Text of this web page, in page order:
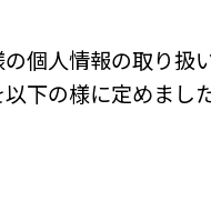
個人情報の取り
下の様に定めまし